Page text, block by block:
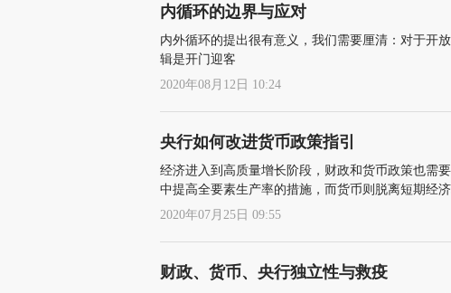
内循环的边界与应对
内外循环的提出很有意义，我们需要厘清：对于开
辑是开门迎客
2020年08月12日 10:24
央行如何改进货币政策指引
经济进入到高质量增长阶段，财政和货币政策也需
中提高全要素生产率的措施，而货币则脱离短期经
2020年07月25日 09:55
财政、货币、央行独立性与救疫